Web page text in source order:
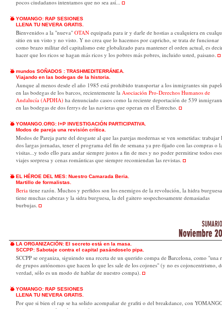
pocos ciudadanos intentamos que no sea así...
YOMANGO: RAP SESIONES
LLENA TU NEVERA GRATIS.
Bienvenidos a la "nueva" OTAN equipada para ir y darle de hostias a cualquiera en
sitio en un visto y no visto. Y no crea que lo hacemos por capricho, se trata de funcionar
como brazo militar del capitalismo este globalizado para mantener el orden actual, es
hacer que los ricos se hagan más ricos y los pobres más pobres, incluido usted, paisano.
mundos SOÑADOS : TRASHMEDITERRÁNEA.
Viajando en las bodegas de la historia.
Aunque al menos desde el año 1985 está prohibido transportar a los inmigrantes sin
en las bodegas de los barcos, recientemente la Asociación Pro-Derechos Humanos de
Andalucía (APDHA) ha denunciado casos como la reciente deportación de 539
en las bodegas de dos ferrys de las navieras que operan en el Estrecho.
YOMANGO.ORG: I+P INVESTIGACIÓN PARTICIPATIVA.
Modos de pareja una revisión crítica.
Modos de Pareja parte del desgaste al que las parejas modernas se ven sometidas: trabajar
dos largas jornadas, tener el programa del fin de semana ya pre-fijado con las compras o
visitas...y todo ello para andar siempre justos a fin de mes y no poder permitirse todos
viajes sorpresa y cenas románticas que siempre recomiendan las revistas.
EL HÉROE DEL MES: Nuestro Camarada Beria.
Martillo de formalistas
Beria tiene razón. Muchos y perfidos son los enemigos de la revolución, la hidra burguesa
tiene muchas cabezas y la sidra burguesa, la del gaitero sospechosamente demasiadas
burbujas.
LA ORGANIZACIÓN: El secreto está en la masa.
SCCPP: Sabotaje contra el capital pasándoselo pipa.
SCCPP se organiza, siguiendo una receta de un querido compa de Barcelona, como "una
de grupos autónomos que hacen lo que les sale de los cojones" (y no es cojoncentrismo,
verdad, sólo es un modo de hablar de nuestro compa).
YOMANGO: RAP SESIONES
LLENA TU NEVERA GRATIS.
Por que si bien el rap se ha solido acompañar de grafiti o del breakdance, con